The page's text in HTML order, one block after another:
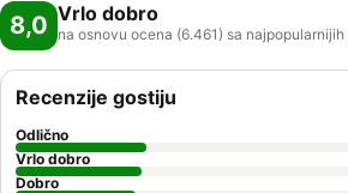
8,0 Vrlo dobro
na osnovu ocena (6.461) sa najpopularnijih
Recenzije gostiju
Odlično
Vrlo dobro
Dobro